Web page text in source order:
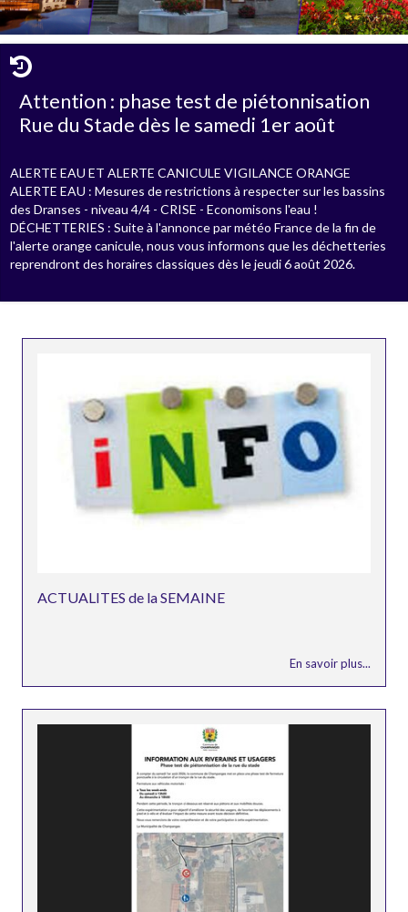
Attention : phase test de piétonnisation
Rue du Stade dès le samedi 1er août
ALERTE EAU ET ALERTE CANICULE VIGILANCE ORANGE
ALERTE EAU : Mesures de restrictions à respecter sur les bassins
des Dranses - niveau 4/4 - CRISE - Economisons l'eau !
DÉCHETTERIES : Suite à l'annonce par météo France de la fin de
l'alerte orange canicule, nous vous informons que les déchetteries
reprendront des horaires classiques dès le jeudi 6 août 2026.
ACTUALITES de la SEMAINE
En savoir plus...